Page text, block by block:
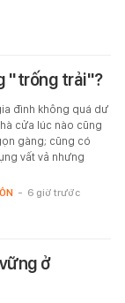
"trống trải"?
đình không quá dư
cửa lúc nào cũng
gàng; cũng có
vất vả nhưng
- 6 giờ trước
ở